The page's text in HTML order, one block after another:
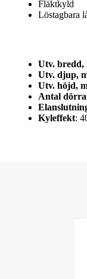
Fläktkyld
Löstagbara
Utv. bredd,
Utv. djup,
Utv. höjd,
Antal
Kyleffekt: